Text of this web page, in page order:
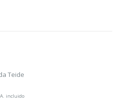
Teide
incluido